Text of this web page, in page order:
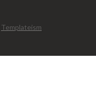
Templateism